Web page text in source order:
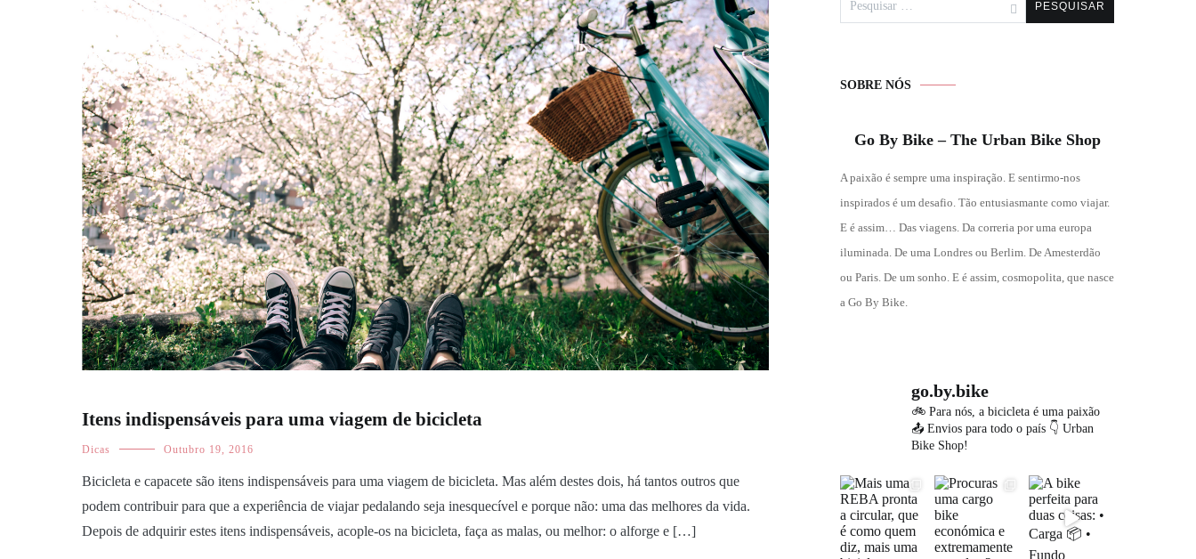
Itens indispensáveis para uma viagem de bicicleta
Dicas Outubro 19, 2016
Bicicleta e capacete são itens indispensáveis para uma viagem de bicicleta. Mas além destes dois, há tantos outros que
podem contribuir para que a experiência de viajar pedalando seja inesquecível e porque não: uma das melhores da vida.
Depois de adquirir estes itens indispensáveis, acople-os na bicicleta, faça as malas, ou melhor: o alforge e […]
por:
SOBRE NÓS
Go By Bike – The Urban Bike Shop
A paixão é sempre uma inspiração. E sentirmo-nos
inspirados é um desafio. Tão entusiasmante como viajar.
E é assim… Das viagens. Da correria por uma europa
iluminada. De uma Londres ou Berlim. De Amesterdão
ou Paris. De um sonho. E é assim, cosmopolita, que nasce
a Go By Bike.
go.by.bike
🚲 Para nós, a bicicleta é uma paixão
📤 Envios para todo o país 👇 Urban
Bike Shop!